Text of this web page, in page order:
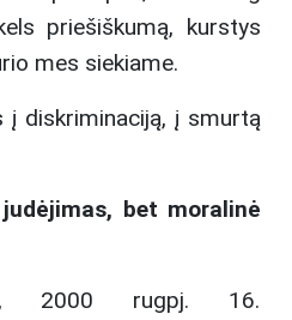
priešiškumą, kurstys
mes siekiame.
į diskriminaciją, į smurtą
bet moralinė
2000 rugpj. 16.